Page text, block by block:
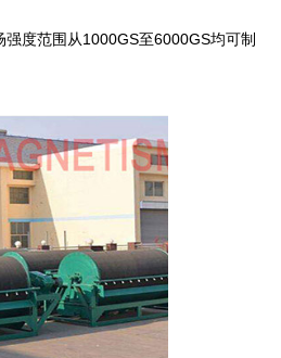
度范围从1000GS至6000GS均可制